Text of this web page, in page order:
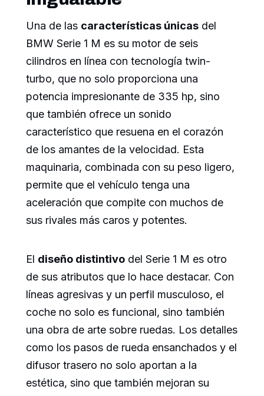
Una de las características únicas del
BMW Serie 1 M es su motor de seis
cilindros en línea con tecnología twin-
turbo, que no solo proporciona una
potencia impresionante de 335 hp, sino
que también ofrece un sonido
característico que resuena en el corazón
de los amantes de la velocidad. Esta
maquinaria, combinada con su peso ligero,
permite que el vehículo tenga una
aceleración que compite con muchos de
sus rivales más caros y potentes.
El diseño distintivo del Serie 1 M es otro
de sus atributos que lo hace destacar. Con
líneas agresivas y un perfil musculoso, el
coche no solo es funcional, sino también
una obra de arte sobre ruedas. Los detalles
como los pasos de rueda ensanchados y el
difusor trasero no solo aportan a la
estética, sino que también mejoran su